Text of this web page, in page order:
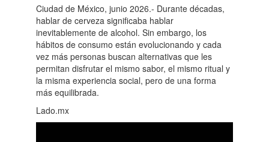
Ciudad de México, junio 2026.- Durante décadas,
hablar de cerveza significaba hablar
inevitablemente de alcohol. Sin embargo, los
hábitos de consumo están evolucionando y cada
vez más personas buscan alternativas que les
permitan disfrutar el mismo sabor, el mismo ritual y
la misma experiencia social, pero de una forma
más equilibrada.
Lado.mx